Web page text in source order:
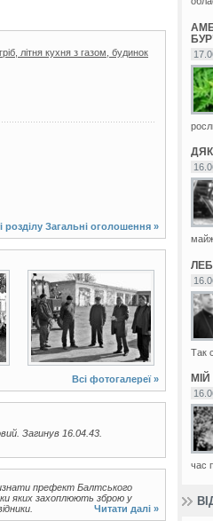
літня кухня з газом, будинок
розділу Загальні оголошення »
2 фото
Всі фотогалереї »
Загинув 16.04.43.
префект Балтського
яких захоплюють зброю у
Читати далі »
Так
час